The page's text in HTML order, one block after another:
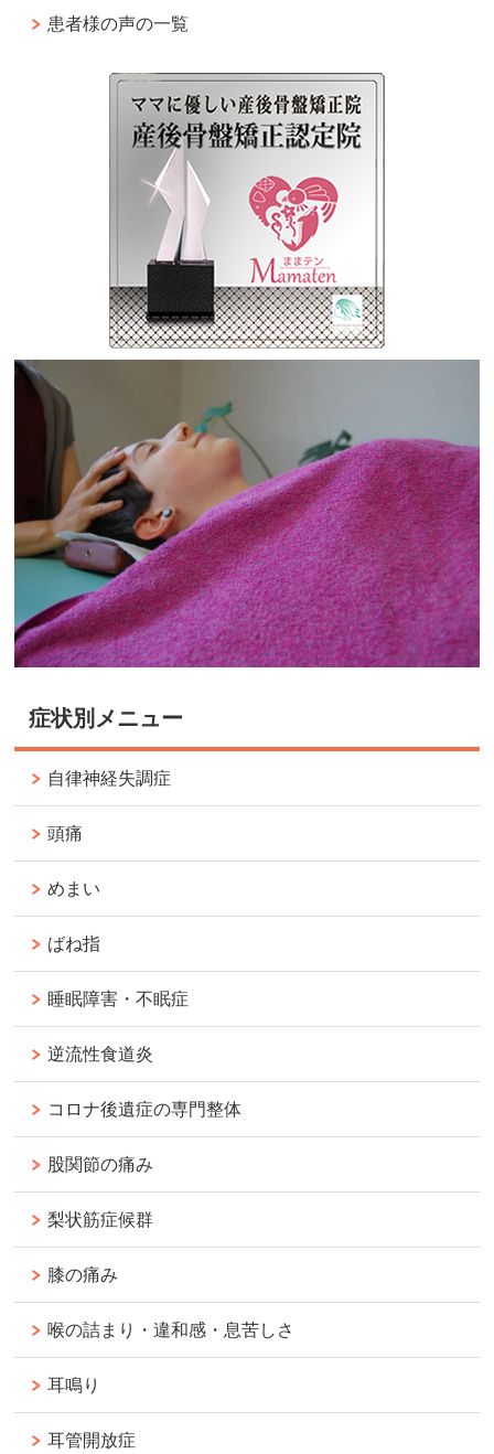
患者様の声の一覧
症状別メニュー
自律神経失調症
頭痛
めまい
ばね指
睡眠障害・不眠症
逆流性食道炎
コロナ後遺症の専門整体
股関節の痛み
梨状筋症候群
膝の痛み
喉の詰まり・違和感・息苦しさ
耳鳴り
耳管開放症